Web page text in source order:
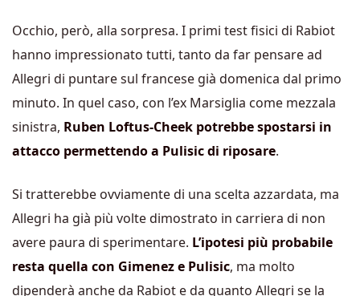
Occhio, però, alla sorpresa. I primi test fisici di Rabiot
hanno impressionato tutti, tanto da far pensare ad
Allegri di puntare sul francese già domenica dal primo
minuto. In quel caso, con l’ex Marsiglia come mezzala
sinistra, Ruben Loftus-Cheek potrebbe spostarsi in
attacco permettendo a Pulisic di riposare.
Si tratterebbe ovviamente di una scelta azzardata, ma
Allegri ha già più volte dimostrato in carriera di non
avere paura di sperimentare. L’ipotesi più probabile
resta quella con Gimenez e Pulisic, ma molto
dipenderà anche da Rabiot e da quanto Allegri se la